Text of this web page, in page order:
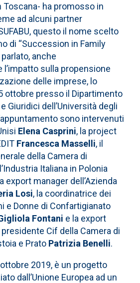
Toscana- ha promosso in
ad alcuni partner
questo il nome scelto
di “Succession in Family
anche
l’impatto sulla propensione
delle imprese, lo
ottobre presso il Dipartimento
Giuridici dell’Università degli
sono intervenuti
Elena Casprini, la project
Francesca Masselli, il
della Camera di
Italiana in Polonia
export manager dell’Azienda
Losi, la coordinatrice dei
e Donne di Confartigianato
Fontani e la export
Cif della Camera di
e Prato Patrizia Benelli.
2019, è un progetto
dall’Unione Europea ad un